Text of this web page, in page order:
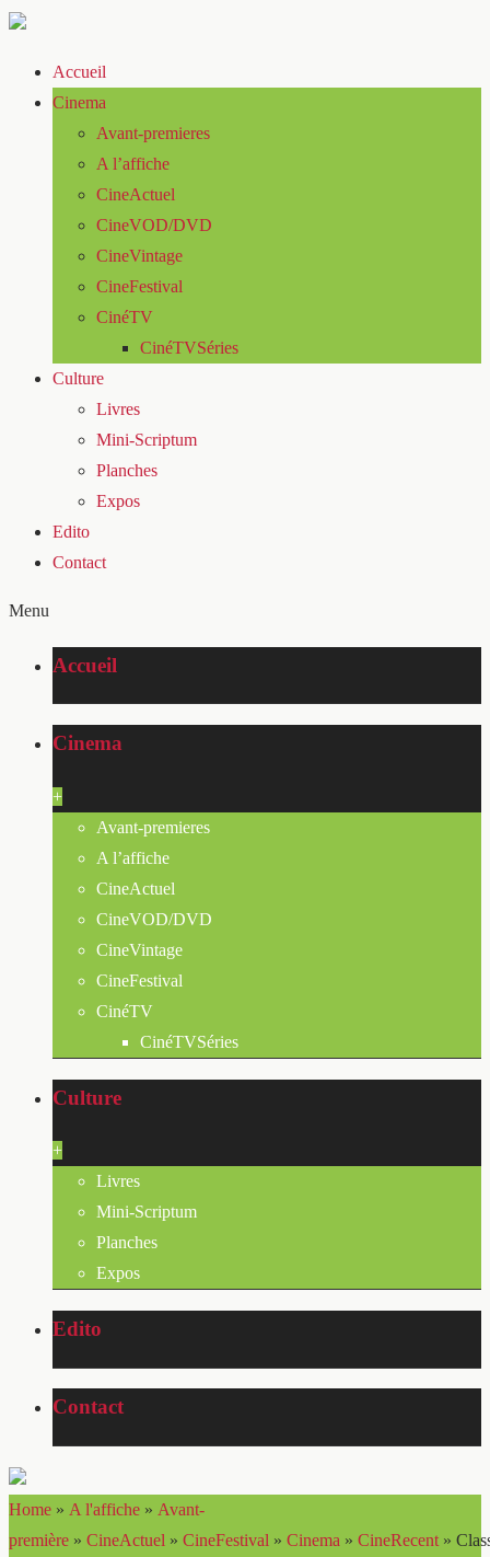
Accueil
Cinema
Avant-premieres
A l’affiche
CineActuel
CineVOD/DVD
CineVintage
CineFestival
CinéTV
CinéTVSéries
Culture
Livres
Mini-Scriptum
Planches
Expos
Edito
Contact
Menu
Accueil
Cinema
+
Avant-premieres
A l’affiche
CineActuel
CineVOD/DVD
CineVintage
CineFestival
CinéTV
CinéTVSéries
Culture
+
Livres
Mini-Scriptum
Planches
Expos
Edito
Contact
Home » A l'affiche » Avant-
première » CineActuel » CineFestival » Cinema » CineRecent »